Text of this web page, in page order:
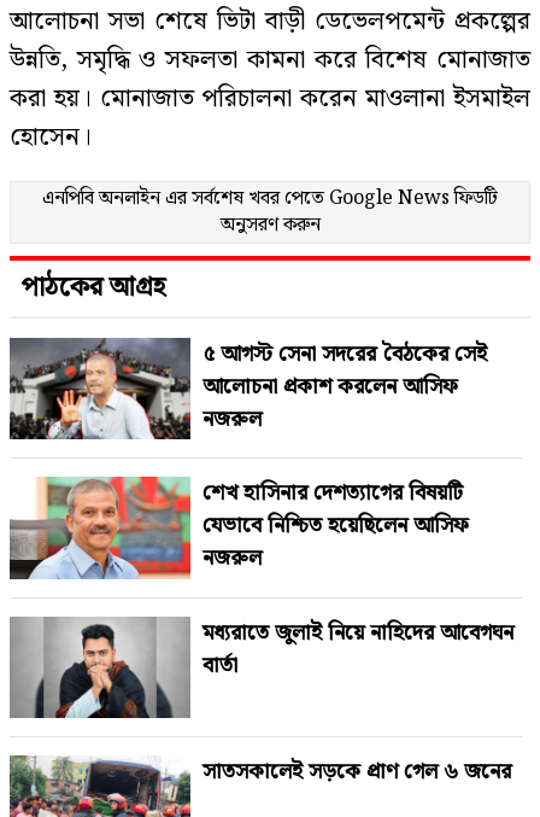
আলোচনা সভা শেষে ভিটা বাড়ী ডেভেলপমেন্ট প্রকল্পের
উন্নতি, সমৃদ্ধি ও সফলতা কামনা করে বিশেষ মোনাজাত
করা হয়। মোনাজাত পরিচালনা করেন মাওলানা ইসমাইল
হোসেন।
এনপিবি অনলাইন এর সর্বশেষ খবর পেতে Google Newsফিডটি
অনুসরণ করুন
পাঠকের আগ্রহ
৫ আগস্ট সেনা সদরের বৈঠকের সেই
আলোচনা প্রকাশ করলেন আসিফ
নজরুল
শেখ হাসিনার দেশত্যাগের বিষয়টি
যেভাবে নিশ্চিত হয়েছিলেন আসিফ
নজরুল
মধ্যরাতে জুলাই নিয়ে নাহিদের আবেগঘন
বার্তা
সাতসকালেই সড়কে প্রাণ গেল ৬ জনের